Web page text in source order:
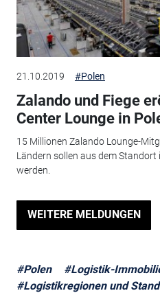
21.10.2019 #Polen
Zalando und Fiege
Center Lounge in
15 Millionen Zalando Lounge-
Ländern sollen aus dem
werden.
WEITERE MELDUNGEN
#Polen #Logistik-
#Logistikregionen und